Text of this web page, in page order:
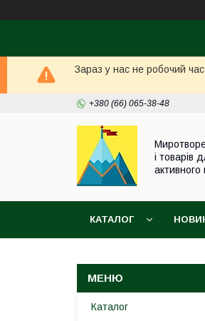
Зараз у нас не робочий
+380 (66) 065-38-48
і товарів
активного
КАТАЛОГ
Каталог